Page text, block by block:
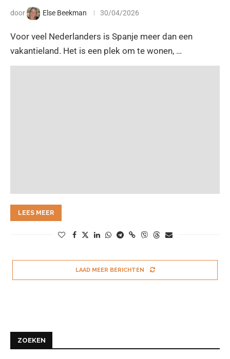
door Else Beekman 30/04/2026
Voor veel Nederlanders is Spanje meer dan een
vakantieland. Het is een plek om te wonen, …
LEES MEER
LAAD MEER BERICHTEN
ZOEKEN